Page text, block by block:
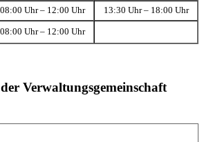
08:00 Uhr – 12:00 Uhr 13:30 Uhr – 18:00 Uhr
08:00 Uhr – 12:00 Uhr
Verwaltungsgemeinschaft